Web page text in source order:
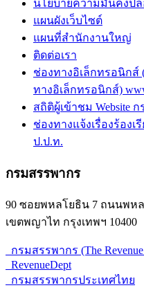
นโยบายความมั่นคงปล
แผนผังเว็บไซต์
แผนที่สำนักงานใหญ่
ติดต่อเรา
ช่องทางอิเล็กทรอนิกส์
ทางอิเล็กทรอนิกส์)
สถิติผู้เข้าชม Website
ช่องทางแจ้งเรื่องร้อง
ป.ป.ท.
กรมสรรพากร
90 ซอยพหลโยธิน 7 ถนนพห
เขตพญาไท กรุงเทพฯ 10400
กรมสรรพากร (The Revenue
RevenueDept
กรมสรรพากรประเทศไทย